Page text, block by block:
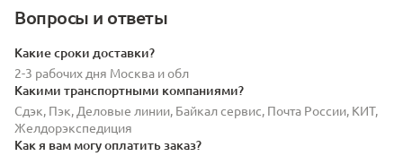
Вопросы и ответы
Какие сроки доставки?
2-3 рабочих дня Москва и обл
Какими транспортными компаниями?
Сдэк, Пэк, Деловые линии, Байкал сервис, Почта России, КИТ,
Желдорэкспедиция
Как я вам могу оплатить заказ?